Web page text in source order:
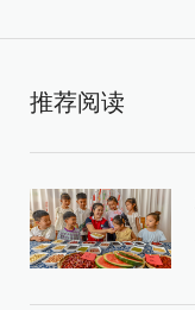
推荐阅读